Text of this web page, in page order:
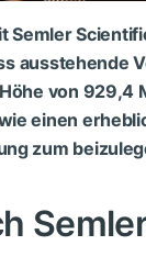
Semler
ausstehende
von 929,4
einen
zum